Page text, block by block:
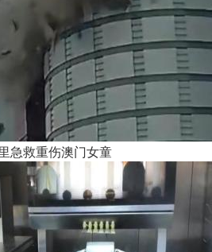
急救重伤澳门女童